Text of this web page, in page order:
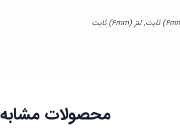
محصولات مشابه